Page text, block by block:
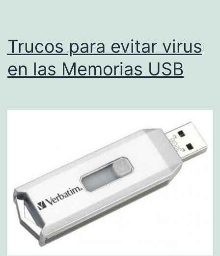
Trucos para evitar virus
en las Memorias USB